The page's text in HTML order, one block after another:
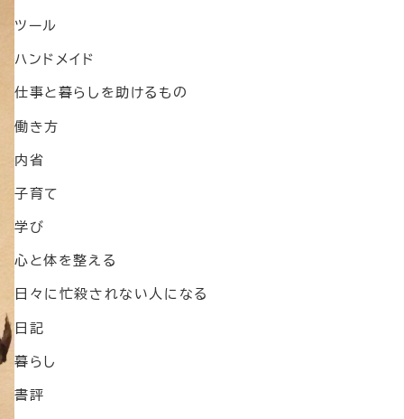
ツール
ハンドメイド
仕事と暮らしを助けるもの
働き方
内省
子育て
学び
心と体を整える
日々に忙殺されない人になる
日記
暮らし
書評